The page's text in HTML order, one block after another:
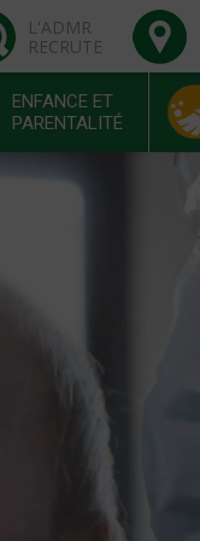
L'ADMR
RECRUTE
ENFANCE ET
PARENTALITÉ